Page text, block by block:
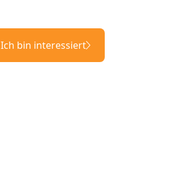
Ich bin interessiert